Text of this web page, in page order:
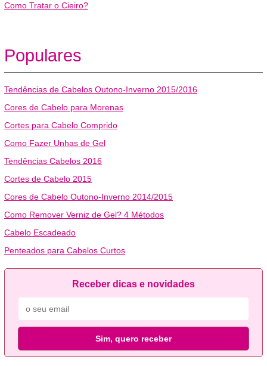
Como Tratar o Cieiro?
Populares
Tendências de Cabelos Outono-Inverno 2015/2016
Cores de Cabelo para Morenas
Cortes para Cabelo Comprido
Como Fazer Unhas de Gel
Tendências Cabelos 2016
Cortes de Cabelo 2015
Cores de Cabelo Outono-Inverno 2014/2015
Como Remover Verniz de Gel? 4 Métodos
Cabelo Escadeado
Penteados para Cabelos Curtos
Receber dicas e novidades
Sim, quero receber